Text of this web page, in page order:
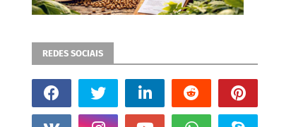
REDES SOCIAIS